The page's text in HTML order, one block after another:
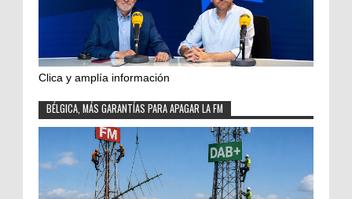
Clica y amplía información
BÉLGICA, MÁS GARANTÍAS PARA APAGAR LA FM